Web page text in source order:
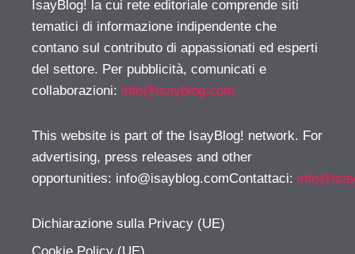
IsayBlog! la cui rete editoriale comprende siti
tematici di informazione indipendente che
contano sul contributo di appassionati ed esperti
del settore. Per pubblicità, comunicati e
collaborazioni: info@isayblog.com
This website is part of the IsayBlog! network. For
advertising, press releases and other
opportunities: info@isayblog.comContattaci:
Dichiarazione sulla Privacy (UE)